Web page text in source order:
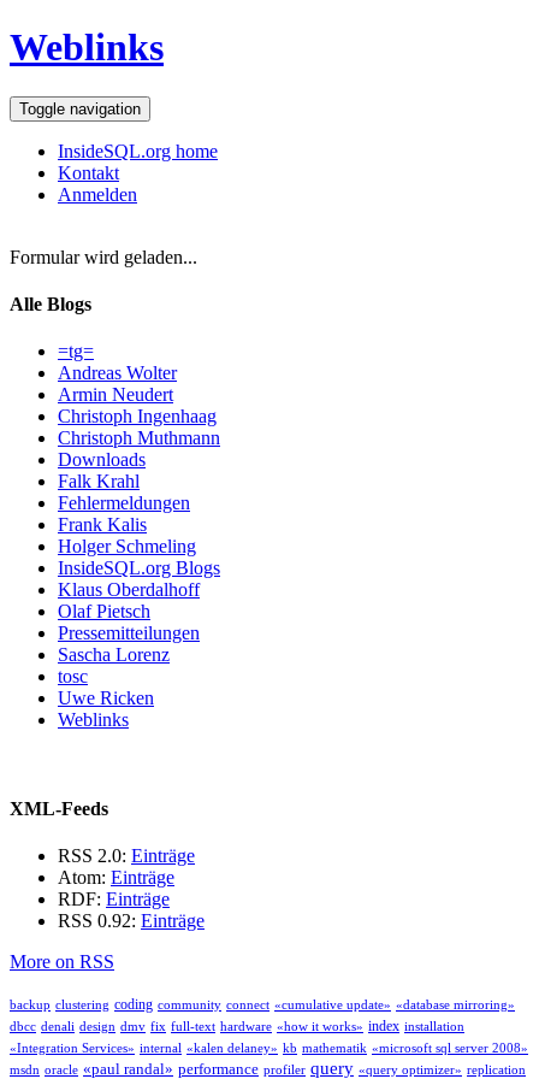
Weblinks
Toggle navigation
InsideSQL.org home
Kontakt
Anmelden
Formular wird geladen...
Alle Blogs
=tg=
Andreas Wolter
Armin Neudert
Christoph Ingenhaag
Christoph Muthmann
Downloads
Falk Krahl
Fehlermeldungen
Frank Kalis
Holger Schmeling
InsideSQL.org Blogs
Klaus Oberdalhoff
Olaf Pietsch
Pressemitteilungen
Sascha Lorenz
tosc
Uwe Ricken
Weblinks
XML-Feeds
RSS 2.0: Einträge
Atom: Einträge
RDF: Einträge
RSS 0.92: Einträge
More on RSS
backup clustering coding community connect «cumulative update» «database mirroring»
dbcc denali design dmv fix full-text hardware «how it works» index installation
«Integration Services» internal «kalen delaney» kb mathematik «microsoft sql server 2008»
msdn oracle «paul randal» performance profiler query «query optimizer» replication